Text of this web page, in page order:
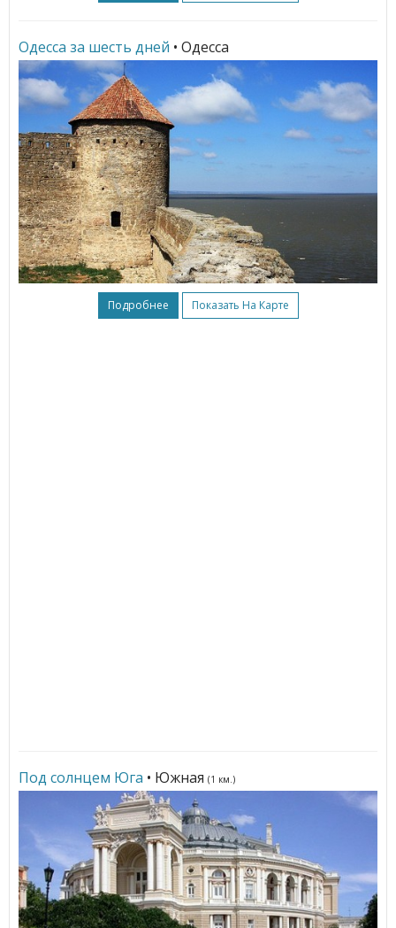
Одесса за шесть дней • Одесса
Подробнее Показать На Карте
Под солнцем Юга • Южная (1 км.)